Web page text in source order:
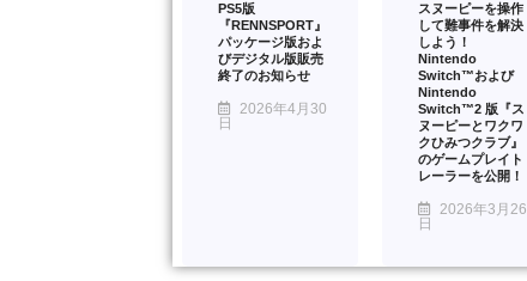
PS5版
『RENNSPORT』
パッケージ版およ
びデジタル版販売
終了のお知らせ
2026年4月30
日
スヌーピーを操作
して難事件を解決
しよう！
Nintendo
Switch™および
Nintendo
Switch™2 版『ス
ヌーピーとワクワ
クひみつクラブ』
のゲームプレイト
レーラーを公開！
2026年3月26
日